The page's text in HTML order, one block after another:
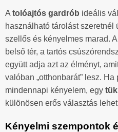
A tolóajtós gardrób ideális
használható tárolást szeretnél
szellős és kényelmes marad.
belső tér, a tartós
együtt adja azt az élményt,
valóban „otthonbarát” lesz.
mindennapi kényelem, egy
különösen erős választás
Kényelmi szempontok